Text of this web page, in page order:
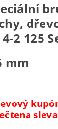
2 125
mm